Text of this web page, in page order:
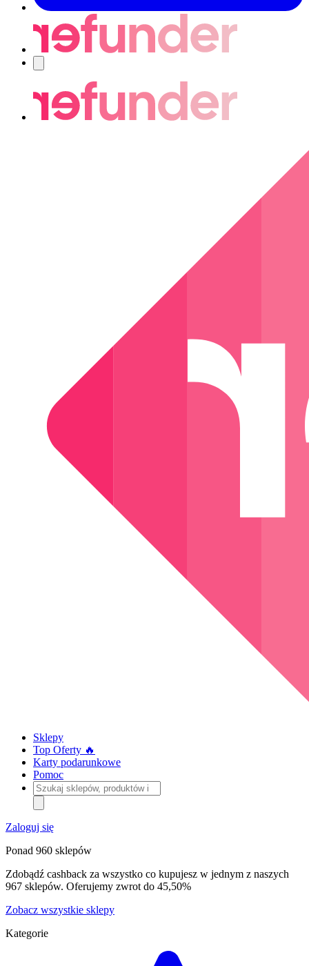
Sklepy
Top Oferty 🔥
Karty podarunkowe
Pomoc
Szukaj
sklepów,
produktów
i
kategorii
Zaloguj się
Ponad 960 sklepów
Zdobądź cashback za wszystko co kupujesz w jednym z naszych
967 sklepów. Oferujemy zwrot do 45,50%
Zobacz wszystkie sklepy
Kategorie